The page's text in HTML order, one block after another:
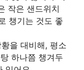
작은 샌드위치
챙기는 것도 좋
을 대비해, 평소
하나쯤 챙겨두